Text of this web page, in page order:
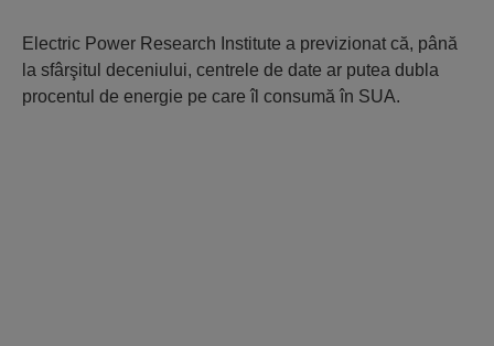
Electric Power Research Institute a previzionat că, până
la sfârşitul deceniului, centrele de date ar putea dubla
procentul de energie pe care îl consumă în SUA.